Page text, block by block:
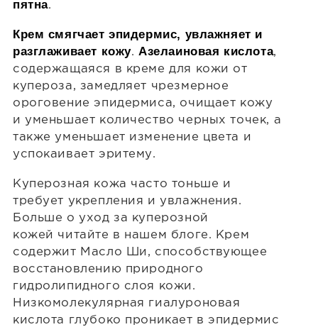
пятна.
Крем смягчает эпидермис, увлажняет и
разглаживает кожу.Азелаиновая кислота,
содержащаяся в креме для кожи от
купероза, замедляет чрезмерное
ороговение эпидермиса, очищает кожу
и уменьшает количество черных точек, а
также уменьшает изменение цвета и
успокаивает эритему.
Куперозная кожа часто тоньше и
требует укрепления и увлажнения.
Больше о уход за куперозной
кожей читайте в нашем блоге. Крем
содержит Масло Ши, способствующее
восстановлению природного
гидролипидного слоя кожи.
Низкомолекулярная гиалуроновая
кислота глубоко проникает в эпидермис